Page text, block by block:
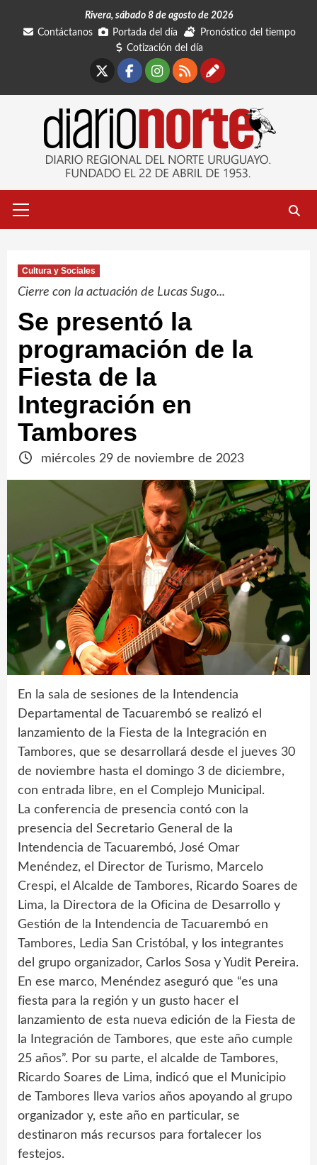
Rivera, sábado 8 de agosto de 2026
Contáctanos
Portada del día
Pronóstico del tiempo
Cotización del día
Facebook
Instagram
RSSContáctanos
primario
Cultura y Sociales
Cierre con la actuación de Lucas Sugo...
Se presentó la
programación de la
Fiesta de la
Integración en
Tambores
miércoles 29 de noviembre de 2023
En la sala de sesiones de la Intendencia
Departamental de Tacuarembó se realizó el
lanzamiento de la Fiesta de la Integración en
Tambores, que se desarrollará desde el jueves 30
de noviembre hasta el domingo 3 de diciembre,
con entrada libre, en el Complejo Municipal.
La conferencia de presencia contó con la
presencia del Secretario General de la
Intendencia de Tacuarembó, José Omar
Menéndez, el Director de Turismo, Marcelo
Crespi, el Alcalde de Tambores, Ricardo Soares de
Lima, la Directora de la Oficina de Desarrollo y
Gestión de la Intendencia de Tacuarembó en
Tambores, Ledia San Cristóbal, y los integrantes
del grupo organizador, Carlos Sosa y Yudit Pereira.
En ese marco, Menéndez aseguró que “es una
fiesta para la región y un gusto hacer el
lanzamiento de esta nueva edición de la Fiesta de
la Integración de Tambores, que este año cumple
25 años”. Por su parte, el alcalde de Tambores,
Ricardo Soares de Lima, indicó que el Municipio
de Tambores lleva varios años apoyando al grupo
organizador y, este año en particular, se
destinaron más recursos para fortalecer los
festejos.